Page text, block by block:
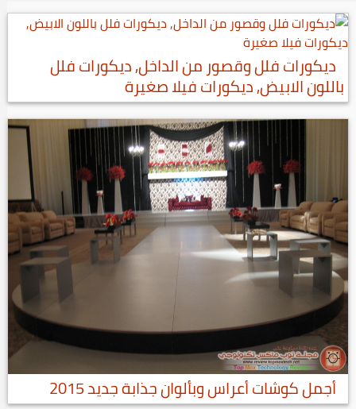
ديكورات فلل وقصور من الداخل, ديكورات فلل
باللون الابيض, ديكورات فيلا صغيرة
أجمل كوشات أعراس وبألوان جذابة جديد 2015